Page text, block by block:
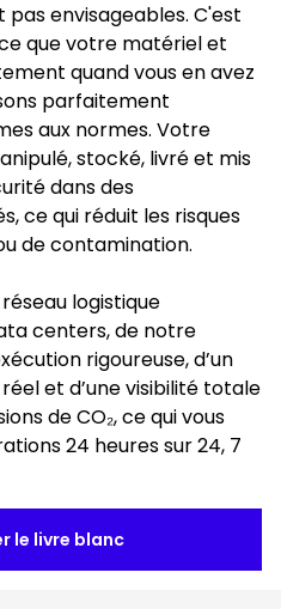
envisageables. C'est
que votre matériel et
quand vous en avez
parfaitement
aux normes. Votre
stocké, livré et mis
dans des
ce qui réduit les risques
de contamination.
logistique
centers, de notre
rigoureuse, d’un
et d’une visibilité totale
de CO₂, ce qui vous
24 heures sur 24, 7
le livre blanc